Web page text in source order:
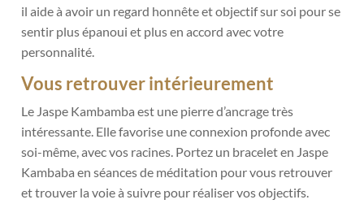
il aide à avoir un regard honnête et objectif sur soi pour se
sentir plus épanoui et plus en accord avec votre
personnalité.
Vous retrouver intérieurement
Le Jaspe Kambamba est une pierre d’ancrage très
intéressante. Elle favorise une connexion profonde avec
soi-même, avec vos racines. Portez un bracelet en Jaspe
Kambaba en séances de méditation pour vous retrouver
et trouver la voie à suivre pour réaliser vos objectifs.